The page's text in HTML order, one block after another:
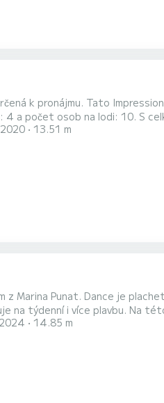
k pronájmu. Tato
AirTime 2 má 2 toaletu se sprchou
2020 13.51 m
Marina Punat. Dance je
plachetnici dlouhé 15 metrů zažijete
a využít jeho 5 kajut s úplným
2024 14.85 m